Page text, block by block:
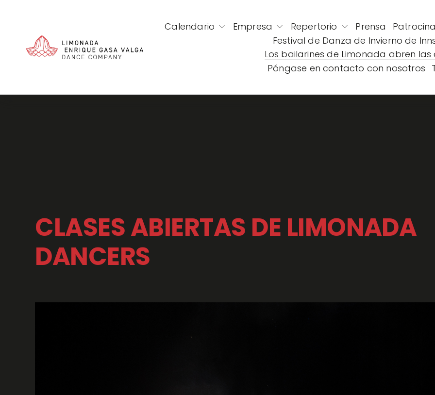
Calendario Empresa Repertorio Prensa
Festival de Danza de Invierno de
Los bailarines de Limonada abren las
Póngase en contacto con nosotros
CLASES ABIERTAS DE LIMONADA
DANCERS